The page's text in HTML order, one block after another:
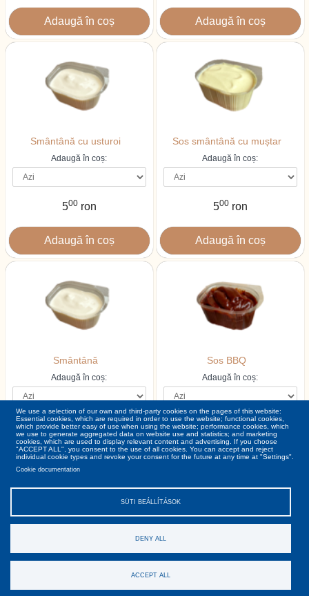
Smântână cu usturoi
Adaugă în coș:
500ron
Sos smântână cu muștar
Adaugă în coș:
500ron
Smântână
Adaugă în coș:
500ron
Sos BBQ
Adaugă în coș:
500ron
We use a selection of our own and third-party cookies on the pages of this website:
Essential cookies, which are required in order to use the website; functional cookies,
which provide better easy of use when using the website; performance cookies, which
we use to generate aggregated data on website use and statistics; and marketing
cookies, which are used to display relevant content and advertising. If you choose
"ACCEPT ALL", you consent to the use of all cookies. You can accept and reject
individual cookie types and revoke your consent for the future at any time at "Settings".
Cookie documentation
SÜTI BEÁLLÍTÁSOK
DENY ALL
ACCEPT ALL
Gdpr